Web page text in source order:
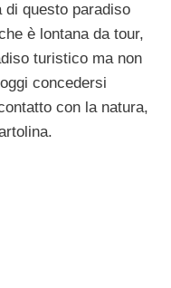
di questo paradiso
è lontana da tour,
turistico ma non
concedersi
con la natura,